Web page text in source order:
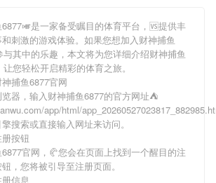
🎺是一家备受瞩目的体育平台，🆚提供丰
刺激的游戏体验。如果您想加入财神捕鱼
与其中的乐趣，本文将为您详细介绍财神捕鱼
您轻松开启精彩的体育之旅。
捕鱼6877官网
器，输入财神捕鱼6877的官方网址⛺
app/html/
搜索或直接输入网址来访问。
按钮
官网，🥐您会在页面上找到一个醒目的注
，您将被引导至注册页面。
信息